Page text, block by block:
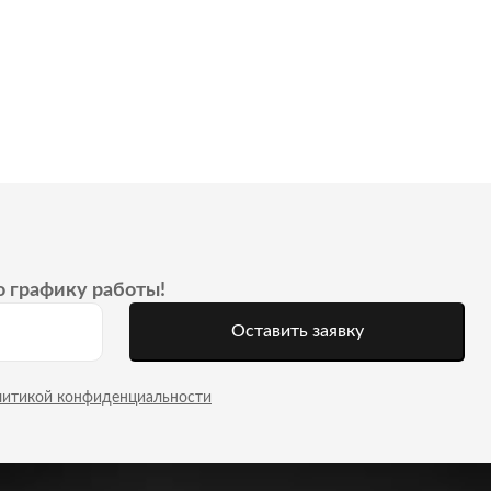
графику работы!
Оставить заявку
конфиденциальности